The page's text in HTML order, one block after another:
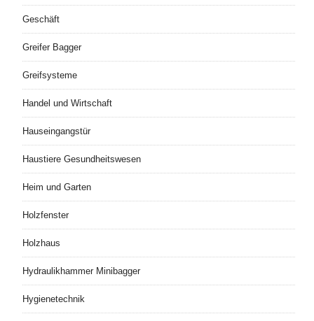
Geschäft
Greifer Bagger
Greifsysteme
Handel und Wirtschaft
Hauseingangstür
Haustiere Gesundheitswesen
Heim und Garten
Holzfenster
Holzhaus
Hydraulikhammer Minibagger
Hygienetechnik